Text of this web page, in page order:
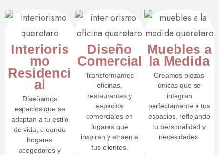
Interioris
mo
Residenci
al
Diseñamos
espacios que se
adaptan a tu estilo
de vida, creando
hogares
acogedores y
Diseño
Comercial
Transformamos
oficinas,
restaurantes y
espacios
comerciales en
lugares que
inspiran y atraen a
tus clientes.
Muebles a
la Medida
Creamos piezas
únicas que se
integran
perfectamente a tus
espacios, reflejando
tu personalidad y
necesidades.